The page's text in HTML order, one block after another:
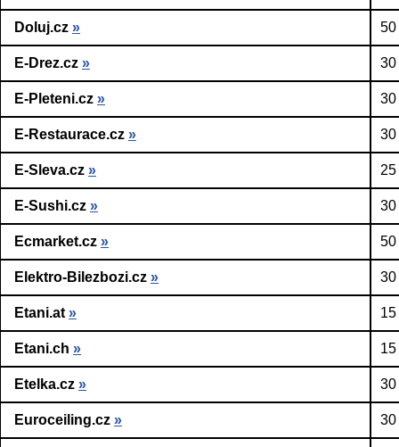
Doluj.cz » 50
E-Drez.cz » 30
E-Pleteni.cz » 30
E-Restaurace.cz » 30
E-Sleva.cz »
E-Sushi.cz » 30
Ecmarket.cz » 50
Elektro-Bilezbozi.cz » 30
Etani.at »
Etani.ch »
Etelka.cz » 30
Euroceiling.cz » 30